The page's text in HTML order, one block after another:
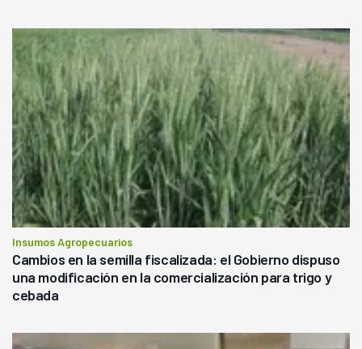
Insumos Agropecuarios
Cambios en la semilla fiscalizada: el Gobierno dispuso
una modificación en la comercialización para trigo y
cebada